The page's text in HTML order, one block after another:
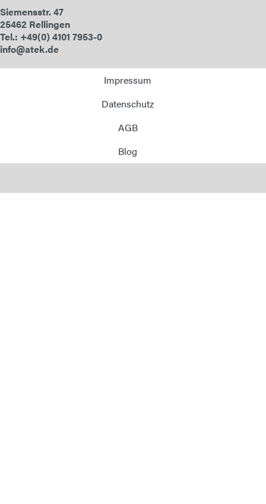
Siemensstr. 47
25462 Rellingen
Tel.: +49(0) 4101 7953-0
info@atek.de
Impressum
Datenschutz
AGB
Blog